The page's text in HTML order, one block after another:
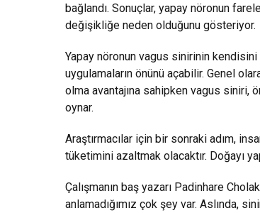
bağlandı. Sonuçlar, yapay nöronun
değişikliğe neden olduğunu gösteriyor.
Yapay nöronun vagus sinirinin
uygulamaların önünü açabilir. Genel
olma avantajına sahipken vagus siniri,
oynar.
Araştırmacılar için bir sonraki adım,
tüketimini azaltmak olacaktır. Doğayı
Çalışmanın baş yazarı Padinhare
anlamadığımız çok şey var. Aslında,